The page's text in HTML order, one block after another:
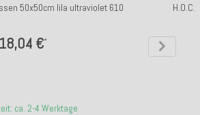
50x50cm lila ultraviolet 610
18,04 €*
ca. 2-4 Werktage